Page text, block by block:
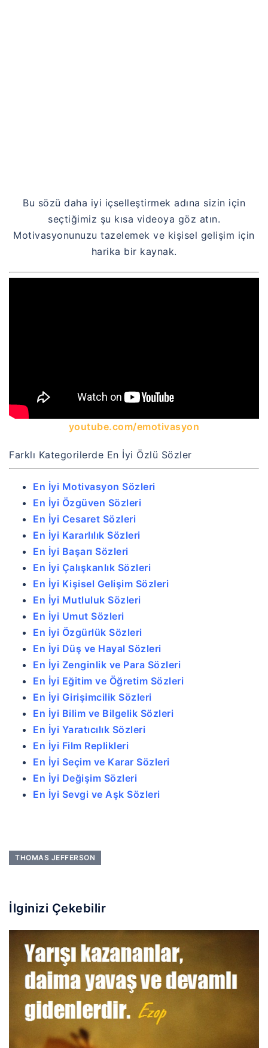
Bu sözü daha iyi içselleştirmek adına sizin için
seçtiğimiz şu kısa videoya göz atın.
Motivasyonunuzu tazelemek ve kişisel gelişim için
harika bir kaynak.
youtube.com/emotivasyon
Farklı Kategorilerde En İyi Özlü Sözler
En İyi Motivasyon Sözleri
En İyi Özgüven Sözleri
En İyi Cesaret Sözleri
En İyi Kararlılık Sözleri
En İyi Başarı Sözleri
En İyi Çalışkanlık Sözleri
En İyi Kişisel Gelişim Sözleri
En İyi Mutluluk Sözleri
En İyi Umut Sözleri
En İyi Özgürlük Sözleri
En İyi Düş ve Hayal Sözleri
En İyi Zenginlik ve Para Sözleri
En İyi Eğitim ve Öğretim Sözleri
En İyi Girişimcilik Sözleri
En İyi Bilim ve Bilgelik Sözleri
En İyi Yaratıcılık Sözleri
En İyi Film Replikleri
En İyi Seçim ve Karar Sözleri
En İyi Değişim Sözleri
En İyi Sevgi ve Aşk Sözleri
THOMAS JEFFERSON
İlginizi Çekebilir